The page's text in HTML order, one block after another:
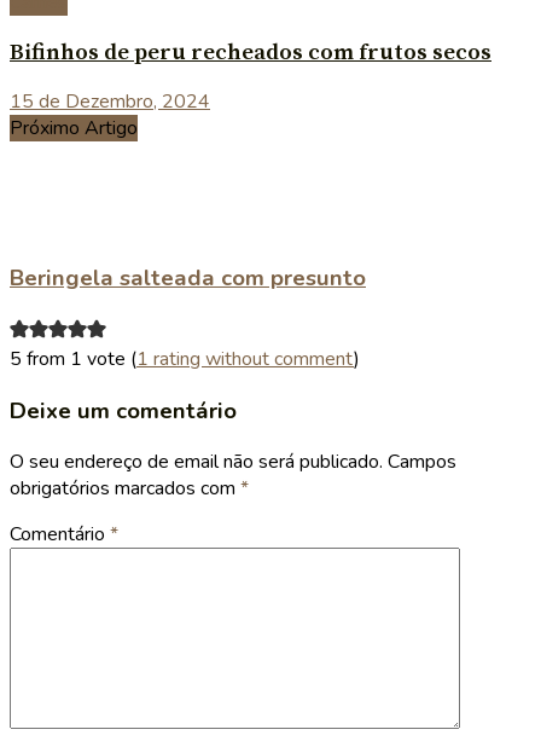
Bifinhos de peru recheados com frutos secos
15 de Dezembro, 2024
Próximo Artigo
Beringela salteada com presunto
5 from 1 vote (1 rating without comment)
Deixe um comentário
O seu endereço de email não será publicado. Campos
obrigatórios marcados com *
Comentário *